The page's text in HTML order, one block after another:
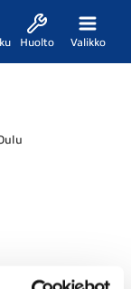
Huolto Valikko